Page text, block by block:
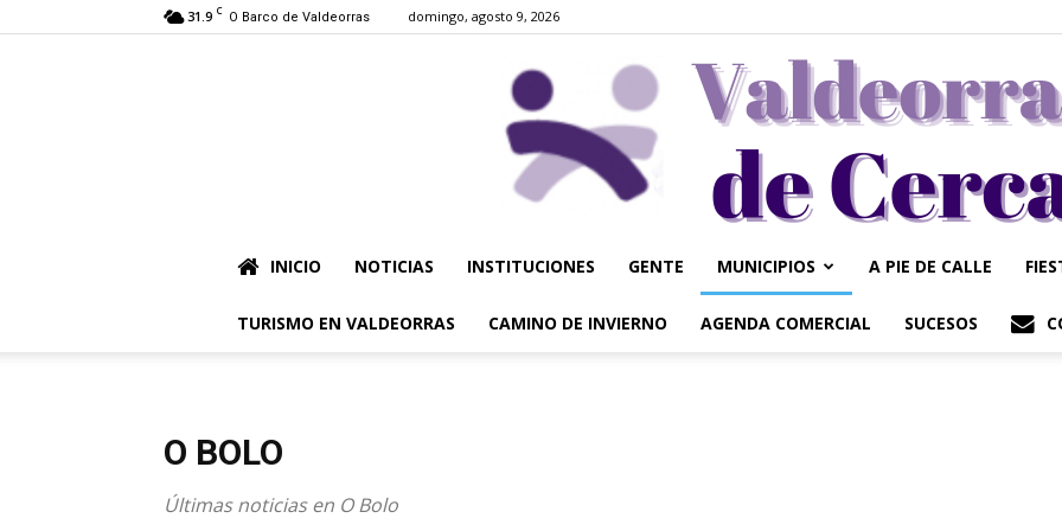
31.9 C O Barco de Valdeorras domingo, agosto 9, 2026
Valdeorrasdecerca
INICIO NOTICIAS INSTITUCIONES GENTE MUNICIPIOS A PIE DE CALLE
TURISMO EN VALDEORRAS CAMINO DE INVIERNO AGENDA COMERCIAL SUCESOS
O BOLO
Últimas noticias en O Bolo